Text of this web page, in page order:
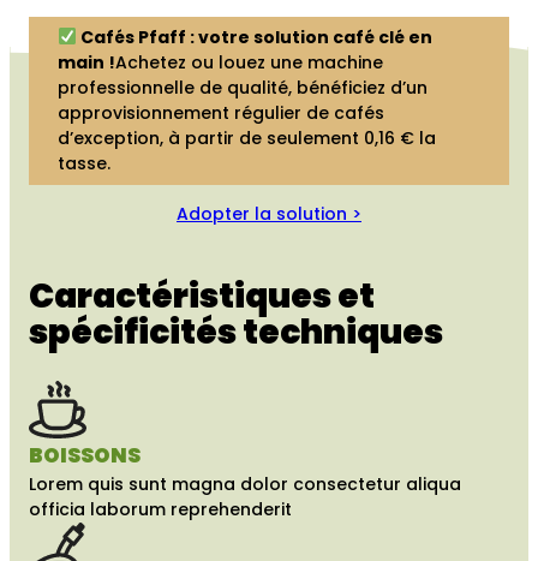
Cafés Pfaff : votre solution café clé en
main !Achetez ou louez une machine
professionnelle de qualité, bénéficiez d’un
approvisionnement régulier de cafés
d’exception, à partir de seulement 0,16 € la
tasse.
Adopter la solution >
Caractéristiques et
spécificités techniques
BOISSONS
Lorem quis sunt magna dolor consectetur aliqua
officia laborum reprehenderit